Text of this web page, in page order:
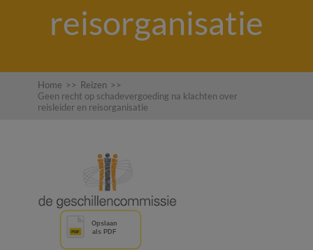
reisorganisatie
Home >> Reizen >>
Geen recht op schadevergoeding na klachten over
reisleider en reisorganisatie